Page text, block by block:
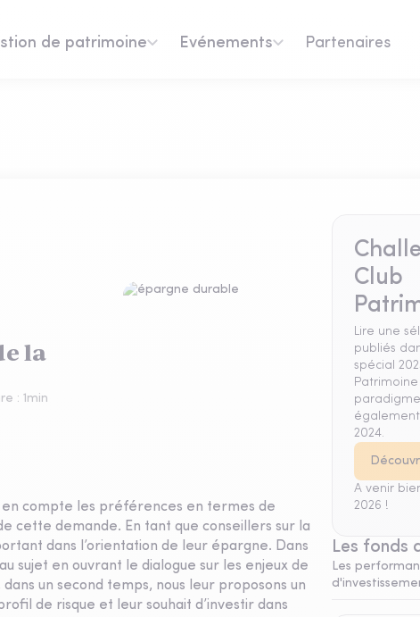
de patrimoine Evénements Partenaires
la
: 1min
en compte les préférences en termes de
cette demande. En tant que conseillers sur la
dans l’orientation de leur épargne. Dans
sujet en ouvrant le dialogue sur les enjeux de
un second temps, nous leur proposons un
de risque et leur souhait d’investir dans
Club
Lire une
publiés
spécial
2024.
A venir
2026 !
Les fonds
Les